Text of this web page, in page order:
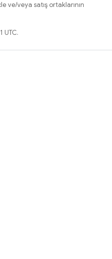
ve/veya satış ortaklarının
UTC.